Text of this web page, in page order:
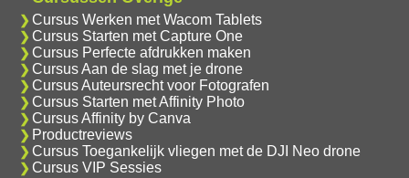
Cursus Werken met Wacom Tablets
Cursus Starten met Capture One
Cursus Perfecte afdrukken maken
Cursus Aan de slag met je drone
Cursus Auteursrecht voor Fotografen
Cursus Starten met Affinity Photo
Cursus Affinity by Canva
Productreviews
Cursus Toegankelijk vliegen met de DJI Neo drone
Cursus VIP Sessies